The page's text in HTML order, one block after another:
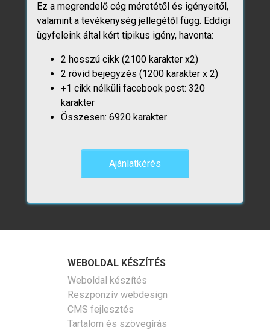
Ez a megrendelő cég méretétől és igényeitől,
valamint a tevékenység jellegétől függ. Eddigi
ügyfeleink által kért tipikus igény, havonta:
2 hosszú cikk (2100 karakter x2)
2 rövid bejegyzés (1200 karakter x 2)
+1 cikk nélküli facebook post: 320
karakter
Összesen: 6920 karakter
Ajánlatkérés
WEBOLDAL KÉSZÍTÉS
Weboldal készítés
Reszponzív webdesign
CMS fejlesztés
Tartalom és szövegírás